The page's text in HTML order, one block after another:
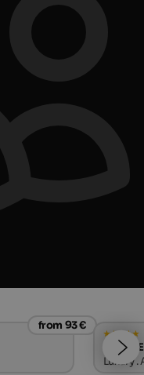
from 93 €
Luxury .